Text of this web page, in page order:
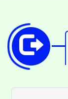
開!
田
桃
視
大